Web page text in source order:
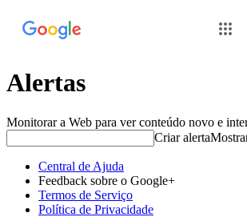
Alertas
Monitorar a Web para ver conteúdo novo e
Criar alerta
Central de Ajuda
Feedback sobre o Google+
Termos de Serviço
Política de Privacidade